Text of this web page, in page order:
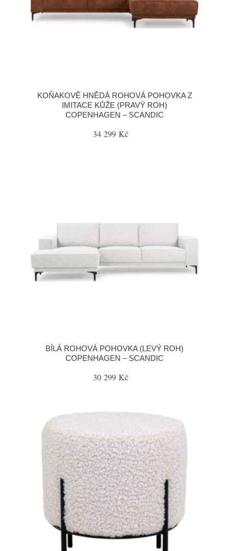
KOŇAKOVĚ HNĚDÁ ROHOVÁ POHOVKA Z
IMITACE KŮŽE (PRAVÝ ROH)
COPENHAGEN – SCANDIC
34 299 Kč
BÍLÁ ROHOVÁ POHOVKA (LEVÝ ROH)
COPENHAGEN – SCANDIC
30 299 Kč